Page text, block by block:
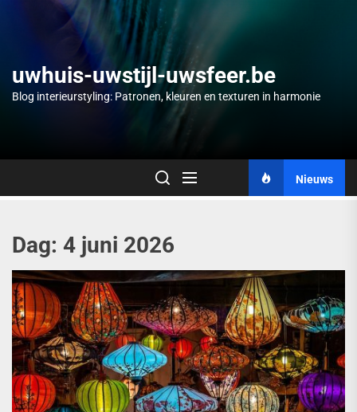
uwhuis-uwstijl-uwsfeer.be
Blog interieurstyling: Patronen, kleuren en texturen in harmonie
Nieuws
Dag: 4 juni 2026